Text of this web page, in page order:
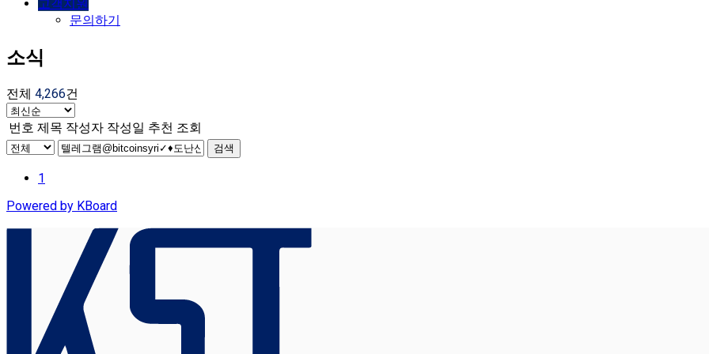
고객지원
문의하기
소식
전체 4,266건
번호 제목 작성자 작성일 추천 조회
검색
1
Powered by KBoard